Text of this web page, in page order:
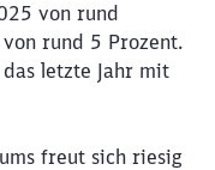
von rund
rund 5 Prozent.
das letzte Jahr mit
freut sich riesig